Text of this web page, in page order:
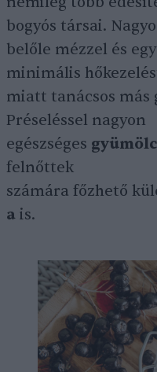
bogyós társai.
belőle mézzel és
minimális
miatt tanácsos más
Préseléssel nagyon
egészséges
felnőttek
számára főzhető
a is.